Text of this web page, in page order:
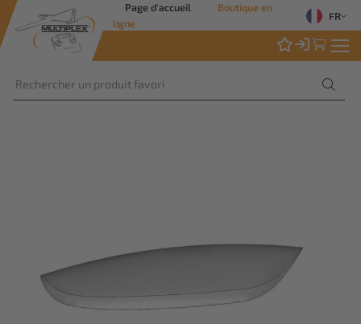
Page d'accueil
Boutique en
ligne
FR